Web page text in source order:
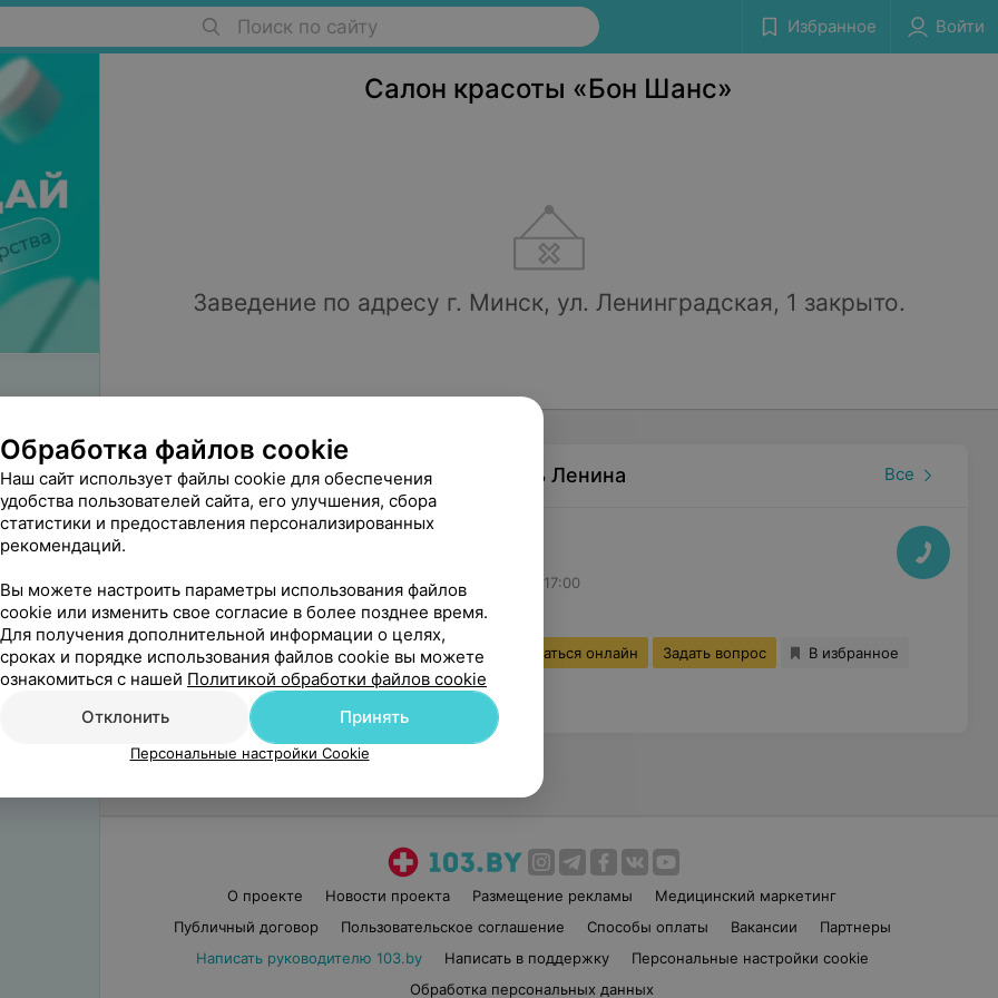
Поиск по сайту Избранное Войти
Салоны красоты в Минске Сообщить об ошибке
Салон красоты «Бон Шанс»
Заведение по адресу г. Минск, ул. Ленинградская, 1 закрыто.
Салоны красоты на ст.метро Площадь Ленина Все
СТУДИЯ КРАСОТЫ
Минск, пр-т Независимости, 11к2 до 17:00
Telegram Viber WhatsApp Записаться онлайн Задать вопрос
В избранное
17 отзывов
О проекте Новости проекта Размещение рекламы
Медицинский маркетинг
Публичный договор
Пользовательское соглашение Способы оплаты Вакансии
Партнеры
Написать руководителю 103.by
Написать в поддержку
Персональные настройки cookie
Обработка персональных данных
Обработка файлов cookie
Наш сайт использует файлы cookie для обеспечения
удобства пользователей сайта, его улучшения, сбора
статистики и предоставления персонализированных
рекомендаций.
Вы можете настроить параметры использования файлов
cookie или изменить свое согласие в более позднее время.
Для получения дополнительной информации о целях,
сроках и порядке использования файлов cookie вы можете
ознакомиться с нашей Политикой обработки файлов cookie
Отклонить
Принять
Персональные настройки Cookie